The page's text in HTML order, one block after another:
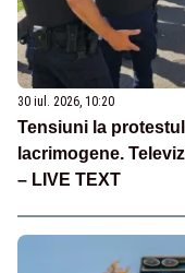
30 iul. 2026, 10:20
Tensiuni la
lacrimogene.
– LIVE TEXT